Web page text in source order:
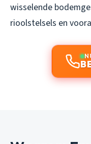
wisselende
rioolstelsels en